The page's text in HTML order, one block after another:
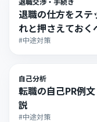
退職の仕方をス
れと押さえておく
#中途対策
自己分析
転職の自己PR例
説
#中途対策